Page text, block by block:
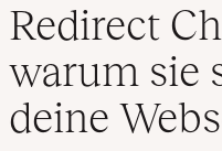
Redirect
warum sie
deine